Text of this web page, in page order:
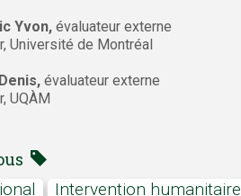
Yvon, évaluateur externe
Université de Montréal
évaluateur externe
UQÀM
intervention humanitaire